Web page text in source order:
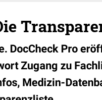
DocCheck Pro
Zugang zu
Medizin-